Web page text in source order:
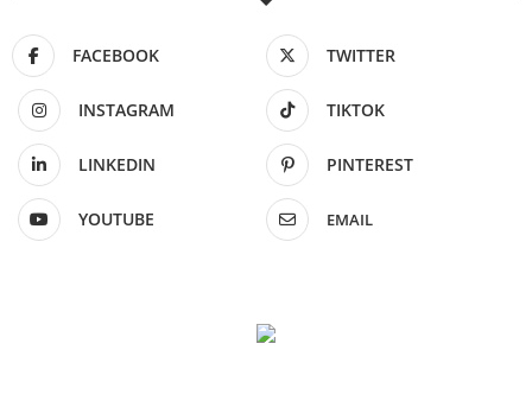
FACEBOOK TWITTER
INSTAGRAM TIKTOK
LINKEDIN PINTEREST
YOUTUBE EMAIL